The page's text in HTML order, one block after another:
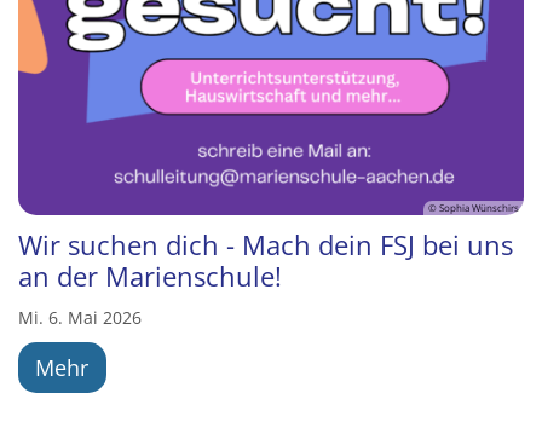
© Sophia Wünschirs
Wir suchen dich - Mach dein FSJ bei uns
an der Marienschule!
Mi. 6. Mai 2026
Mehr